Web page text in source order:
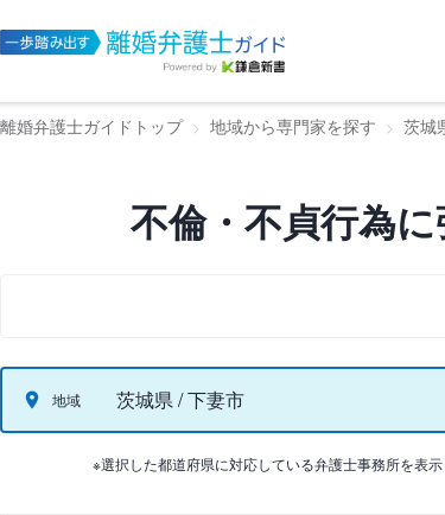
離婚弁護士ガイドトップ 地域から専門家を探す 茨城
不倫・不貞行為
地域 茨城県 / 下妻市
※選択した都道府県に対応している弁護士事務所を表